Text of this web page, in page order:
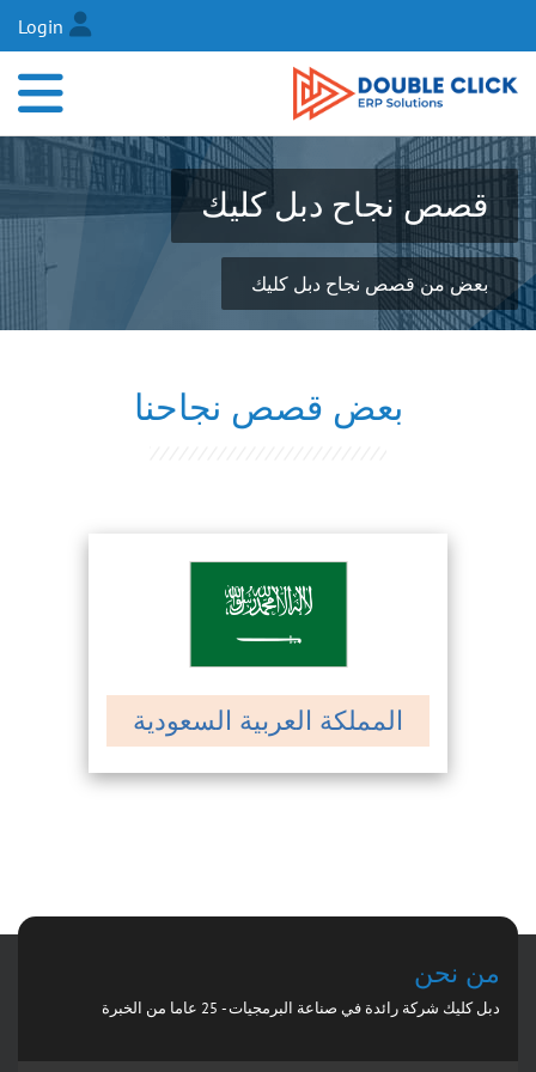
Login
قصص نجاح دبل كليك
بعض من قصص نجاح دبل كليك
بعض قصص نجاحنا
المملكة العربية السعودية
من نحن
دبل كليك شركة رائدة في صناعة البرمجيات - 25 عاما من الخبرة